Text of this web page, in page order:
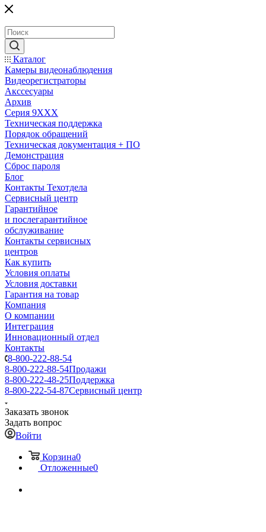
Каталог
Камеры видеонаблюдения
Видеорегистраторы
Акссесуары
Архив
Серия 9XXX
Техническая поддержка
Порядок обращений
Техническая документация + ПО
Демонстрация
Сброс пароля
Блог
Контакты Техотдела
Сервисный центр
Гарантийное
и послегарантийное
обслуживание
Контакты сервисных
центров
Как купить
Условия оплаты
Условия доставки
Гарантия на товар
Компания
О компании
Интеграция
Инновационный отдел
Контакты
8-800-222-88-54
8-800-222-88-54Продажи
8-800-222-48-25Поддержка
8-800-222-54-87Сервисный центр
Заказать звонок
Задать вопрос
Войти
Корзина0
Отложенные0